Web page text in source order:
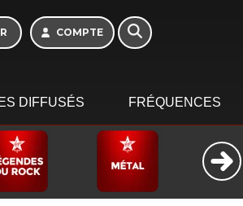
COMPTE
DIFFUSÉS FRÉQUENCES
16h - 20h